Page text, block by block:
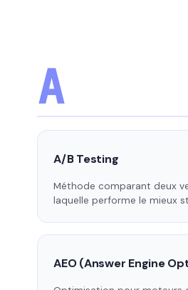
A
A/B Testing
Méthode comparant deux
laquelle performe le mieux
AEO (Answer Engine